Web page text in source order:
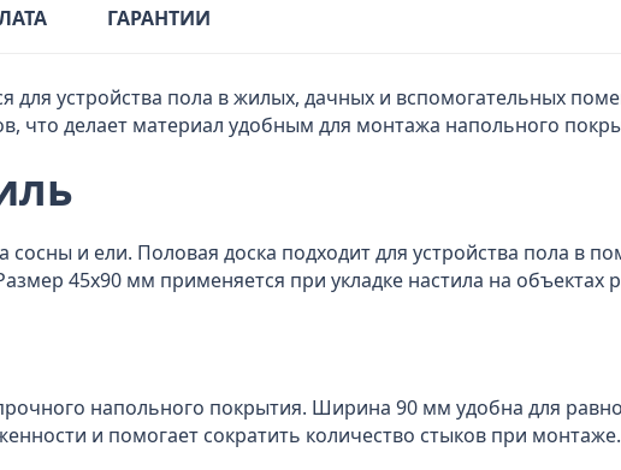
ГАРАНТИИ
для устройства пола в жилых, дачных и вспомогательных
что делает материал удобным для монтажа напольного
сосны и ели. Половая доска подходит для устройства пола в
45x90 мм применяется при укладке настила на объектах
напольного покрытия. Ширина 90 мм удобна для
и помогает сократить количество стыков при монтаже.